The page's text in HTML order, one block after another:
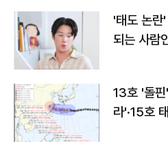
'태도 논란
되는 사람
13호 '돌
라'·15호